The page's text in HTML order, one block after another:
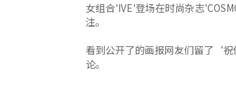
女组合'IVE'登场在时尚杂志
注。
看到公开了的画报网友们留了‘
论。